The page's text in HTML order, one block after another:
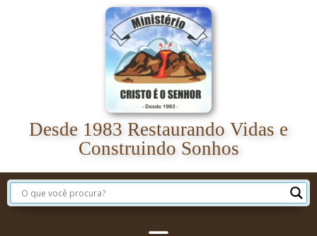
Desde 1983 Restaurando Vidas e
Construindo Sonhos